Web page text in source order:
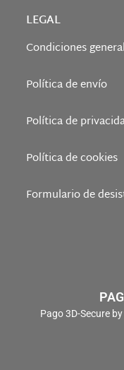
LEGAL
Condiciones
Política de envío
Política de
Política de cookies
Formulario de
Pago 3D-Secure